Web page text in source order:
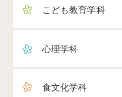
こども教育学科
心理学科
食文化学科